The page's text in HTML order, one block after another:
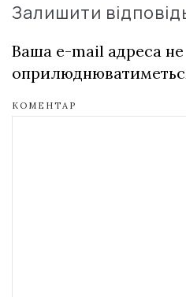
Залишити
Ваша e-mail адреса не
КОМЕНТАР